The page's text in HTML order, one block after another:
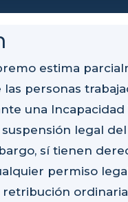
estima
personas
una
suspensión legal
sí tienen
permiso